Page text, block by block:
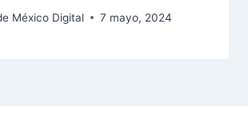
México Digital 7 mayo, 2024